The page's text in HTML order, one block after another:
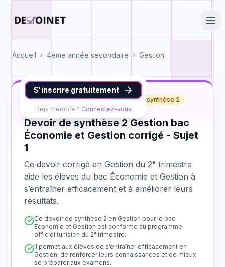
Accueil › 4ème année secondaire › Gestion
S'inscrire gratuitement
Déjà membre ? Connectez-vous
Gestion bac Économie et Gestion synthèse 2
Devoir de synthèse 2 Gestion bac
Économie et Gestion corrigé - Sujet
1
Ce devoir corrigé en Gestion du 2ᵉ trimestre
aide les élèves du bac Économie et Gestion à
s’entraîner efficacement et à améliorer leurs
résultats.
Ce devoir de synthèse 2 en Gestion pour le bac
Économie et Gestion est conforme au programme
officiel tunisien du 2ᵉ trimestre.
Il permet aux élèves de s’entraîner efficacement en
Gestion, de renforcer leurs connaissances et de mieux
se préparer aux examens.